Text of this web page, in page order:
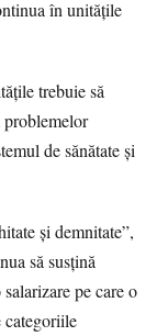
în unitățile
trebuie să
problemelor
de sănătate și
și demnitate”,
să susțină
pe care o
categoriile